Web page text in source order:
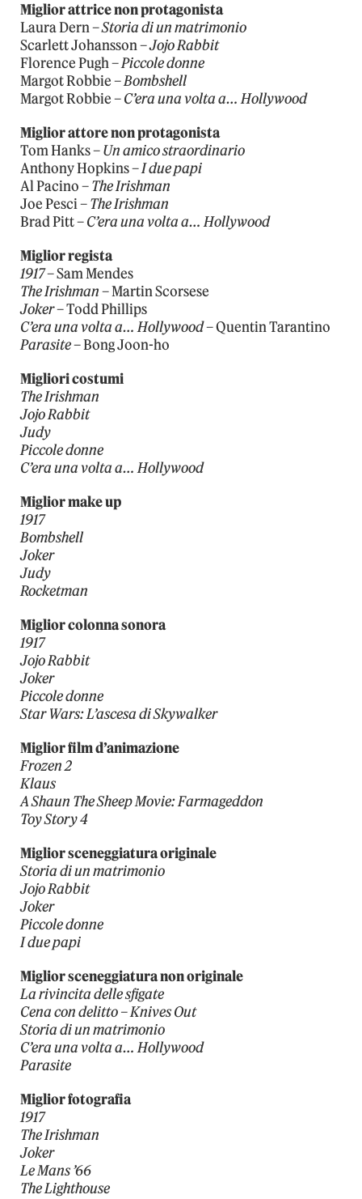
Miglior attrice non protagonista
Laura Dern –Storia di un matrimonio
Scarlett Johansson –Jojo Rabbit
Florence Pugh –Piccole donne
Margot Robbie –Bombshell
Margot Robbie –C’era una volta a… Hollywood
Miglior attore non protagonista
Tom Hanks –Un amico straordinario
Anthony Hopkins –I due papi
Al Pacino –The Irishman
Joe Pesci –The Irishman
Brad Pitt –C’era una volta a… Hollywood
Miglior regista
1917– Sam Mendes
The Irishman– Martin Scorsese
Joker– Todd Phillips
C’era una volta a… Hollywood– Quentin Tarantino
Parasite– Bong Joon-ho
Migliori costumi
The Irishman
Jojo Rabbit
Judy
Piccole donne
C’era una volta a… Hollywood
Miglior make up
1917
Bombshell
Joker
Judy
Rocketman
Miglior colonna sonora
1917
Jojo Rabbit
Joker
Piccole donne
Star Wars: L’ascesa di Skywalker
Miglior film d’animazione
Frozen 2
Klaus
A Shaun The Sheep Movie: Farmageddon
Toy Story 4
Miglior sceneggiatura originale
Storia di un matrimonio
Jojo Rabbit
Joker
Piccole donne
I due papi
Miglior sceneggiatura non originale
La rivincita delle sfigate
Cena con delitto – Knives Out
Storia di un matrimonio
C’era una volta a… Hollywood
Parasite
Miglior fotografia
1917
The Irishman
Joker
Le Mans ’66
The Lighthouse